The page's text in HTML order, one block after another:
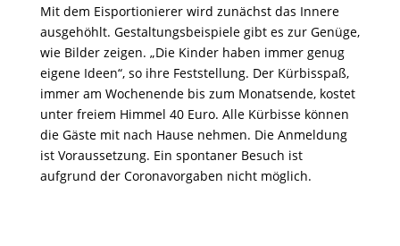
Mit dem Eisportionierer wird zunächst das Innere
ausgehöhlt. Gestaltungsbeispiele gibt es zur Genüge,
wie Bilder zeigen. „Die Kinder haben immer genug
eigene Ideen“, so ihre Feststellung. Der Kürbisspaß,
immer am Wochenende bis zum Monatsende, kostet
unter freiem Himmel 40 Euro. Alle Kürbisse können
die Gäste mit nach Hause nehmen. Die Anmeldung
ist Voraussetzung. Ein spontaner Besuch ist
aufgrund der Coronavorgaben nicht möglich.